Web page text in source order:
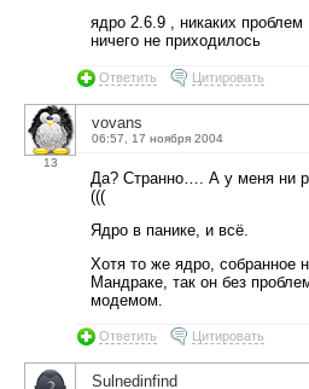
ядро 2.6.9 , никаких проблем
ничего не приходилось
Ответить Цитировать
13
vovans
06:57, 17 ноября 2004
Да? Странно…. А у меня ни
(((
Ядро в панике, и всё.
Хотя то же ядро, собранное
Мандраке, так он без
модемом.
Ответить Цитировать
Sulnedinfind